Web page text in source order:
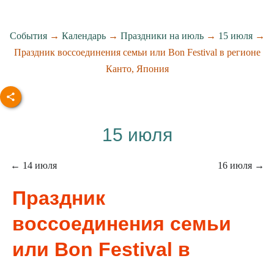
События→ Календарь→ Праздники на июль→ 15 июля→
Праздник воссоединения семьи или Bon Festival в регионе
Канто, Япония
15 июля
← 14 июля 16 июля →
Праздник
воссоединения семьи
или Bon Festival в